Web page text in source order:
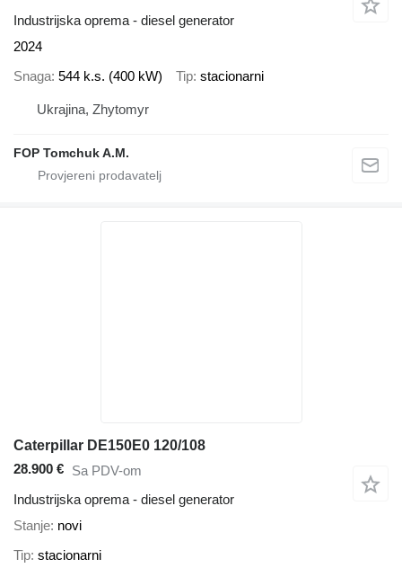
Industrijska oprema - diesel generator
2024
Snaga 544 k.s. (400 kW) Tip stacionarni
Ukrajina, Zhytomyr
FOP Tomchuk A.M.
Caterpillar DE150E0 120/108
28.900 € Sa PDV-om
Industrijska oprema - diesel generator
Stanje novi
Tip stacionarni